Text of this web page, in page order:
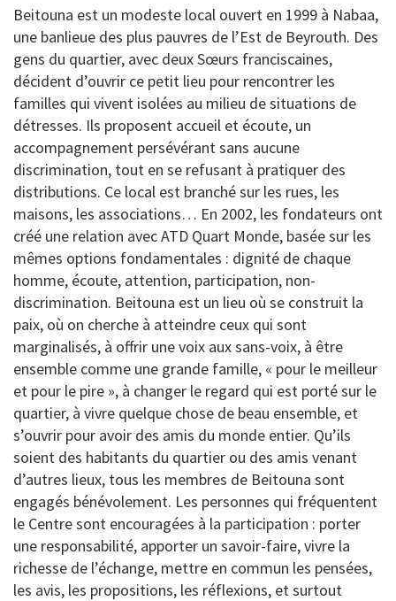
Beitouna est un modeste local ouvert en 1999 à Nabaa,
une banlieue des plus pauvres de l’Est de Beyrouth. Des
gens du quartier, avec deux Sœurs franciscaines,
décident d’ouvrir ce petit lieu pour rencontrer les
familles qui vivent isolées au milieu de situations de
détresses. Ils proposent accueil et écoute, un
accompagnement persévérant sans aucune
discrimination, tout en se refusant à pratiquer des
distributions. Ce local est branché sur les rues, les
maisons, les associations… En 2002, les fondateurs ont
créé une relation avec ATD Quart Monde, basée sur les
mêmes options fondamentales : dignité de chaque
homme, écoute, attention, participation, non-
discrimination. Beitouna est un lieu où se construit la
paix, où on cherche à atteindre ceux qui sont
marginalisés, à offrir une voix aux sans-voix, à être
ensemble comme une grande famille, « pour le meilleur
et pour le pire », à changer le regard qui est porté sur le
quartier, à vivre quelque chose de beau ensemble, et
s’ouvrir pour avoir des amis du monde entier. Qu’ils
soient des habitants du quartier ou des amis venant
d’autres lieux, tous les membres de Beitouna sont
engagés bénévolement. Les personnes qui fréquentent
le Centre sont encouragées à la participation : porter
une responsabilité, apporter un savoir-faire, vivre la
richesse de l’échange, mettre en commun les pensées,
les avis, les propositions, les réflexions, et surtout